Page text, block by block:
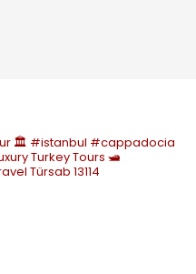
🏛️ #istanbul #cappadocia
Turkey Tours 🛥️
Türsab 13114